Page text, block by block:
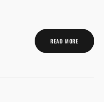
READ MORE